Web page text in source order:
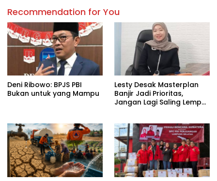
Recommendation for You
Deni Ribowo: BPJS PBI
Bukan untuk yang Mampu
Lesty Desak Masterplan
Banjir Jadi Prioritas,
Jangan Lagi Saling Lempar